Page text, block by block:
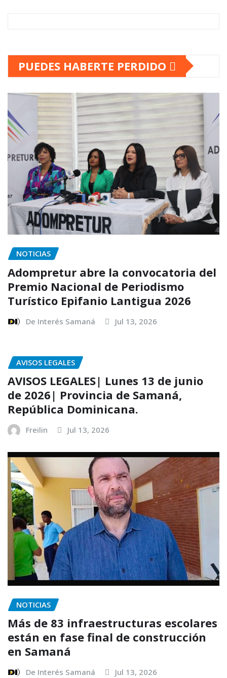
PUEDES HABERTE PERDIDO
NOTICIAS
Adompretur abre la convocatoria del
Premio Nacional de Periodismo
Turístico Epifanio Lantigua 2026
De Interés Samaná Jul 13, 2026
AVISOS LEGALES
AVISOS LEGALES| Lunes 13 de junio
de 2026| Provincia de Samaná,
República Dominicana.
Freilin Jul 13, 2026
NOTICIAS
Más de 83 infraestructuras escolares
están en fase final de construcción
en Samaná
De Interés Samaná Jul 13, 2026